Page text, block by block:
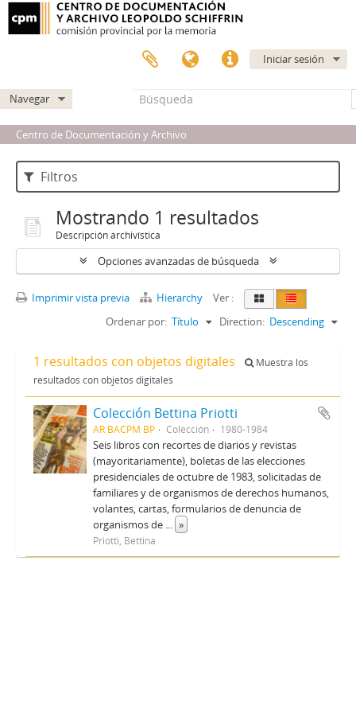
Iniciar sesión
Navegar
Centro de Documentación y Archivo
Filtros
Mostrando 1 resultados
Descripción archivística
Opciones avanzadas de búsqueda
Imprimir vista previa Hierarchy
Ver :
Ordenar por: Título Direction: Descending
1 resultados con objetos digitales
Muestra los
resultados con objetos digitales
Colección Bettina Priotti
AR BACPM BP Colección 1980-1984
Seis libros con recortes de diarios y revistas
(mayoritariamente), boletas de las elecciones
presidenciales de octubre de 1983, solicitadas de
familiares y de organismos de derechos humanos,
volantes, cartas, formularios de denuncia de
organismos de ... »
Priotti, Bettina